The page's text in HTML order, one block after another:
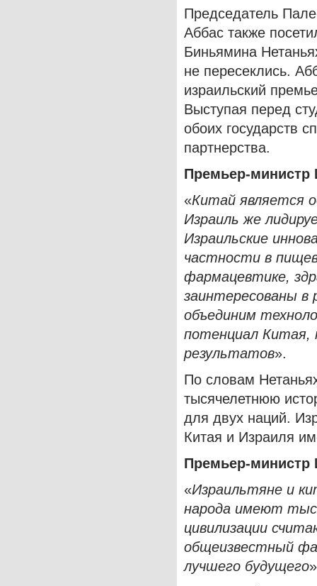
Председатель
Аббас также
Биньямина
не пересеклись.
израильский
Выступая перед
обоих государств
партнерства.
Премьер-министр
«Китай является
Израиль же
Израильские
частности в
фармацевтике,
заинтересованы в
объединим
потенциал Китая,
результатов».
По словам
тысячелетнюю
для двух наций.
Китая и Израиля
Премьер-министр
«Израильтяне и
народа имеют
цивилизации
общеизвестный
лучшего будущего